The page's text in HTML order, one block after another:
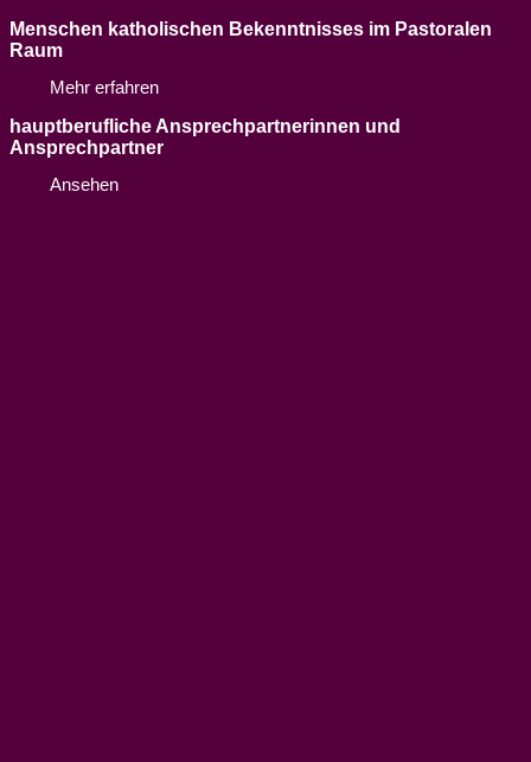
Menschen katholischen Bekenntnisses im Pastoralen
Raum
Mehr erfahren
hauptberufliche Ansprechpartnerinnen und
Ansprechpartner
Ansehen